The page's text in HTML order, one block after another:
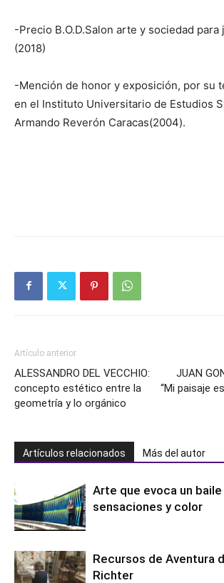
-Precio B.O.D.Salon arte y sociedad
(2018)
-Mención de honor y exposición, por su
en el Instituto Universitario de Estudios
Armando Reverón Caracas(2004).
Artículo anterior
ALESSANDRO DEL VECCHIO:
concepto estético entre la
geometría y lo orgánico
JUAN
“Mi paisaje
Artículos relacionados Más del autor
Arte que evoca un
sensaciones y color
Recursos de Aventura
Richter